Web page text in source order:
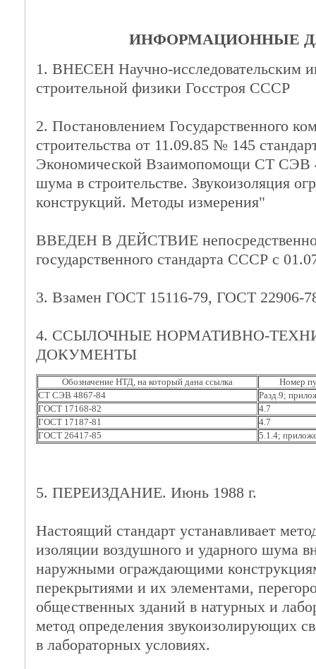
ИНФОРМАЦИОННЫЕ
1. ВНЕСЕН Научно-исследовательским
строительной физики Госстроя СССР
2. Постановлением Государственного
строительства от 11.09.85 № 145
Экономической Взаимопомощи СТ СЭВ
шума в строительстве. Звукоизоляция
конструкций. Методы измерения"
ВВЕДЕН В ДЕЙСТВИЕ непосредственно
государственного стандарта СССР с
3. Взамен ГОСТ 15116-79, ГОСТ 22906-
4. ССЫЛОЧНЫЕ НОРМАТИВНО-
ДОКУМЕНТЫ
Обозначение НТД, на который дана ссылка
Номер
СТ СЭВ 4867-84
Разд.9;
ГОСТ 17168-82
4.7
ГОСТ 17187-81
4.7
ГОСТ 26417-85
5.1.4;
5. ПЕРЕИЗДАНИЕ. Июнь 1988 г.
Настоящий стандарт устанавливает
изоляции воздушного и ударного шума
наружными ограждающими
перекрытиями и их элементами,
общественных зданий в натурных и
метод определения звукоизолирующих
в лабораторных условиях.